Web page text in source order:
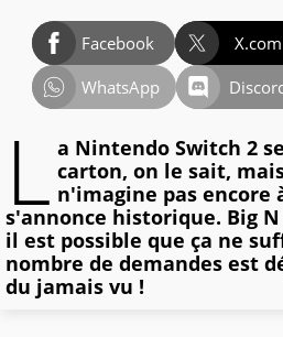
Facebook X.com
WhatsApp
L a Nintendo Switch 2
carton, on le sait,
n'imagine pas encore
s'annonce historique. Big
il est possible que ça ne
nombre de demandes est
du jamais vu !